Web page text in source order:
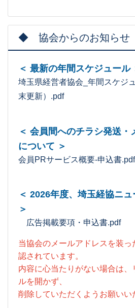
◆ 協会からのお知らせ
＜ 最新の年間スケジュール
埼玉県経営者協会_年間スケジ
末更新）.pdf
＜ 会員間へのチラシ発送・
について ＞
会員PRサービス概要-申込書.pdf
＜ 2026年度、埼玉経協ニ
＞
広告掲載要項・申込書.pdf
当協会のメールアドレスを装っ
認されています。
内容に心当たりがない場合は、
ルを開かず、
削除していただくようお願いい